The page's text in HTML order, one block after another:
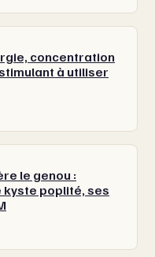
concentration
à utiliser
le genou :
poplité, ses